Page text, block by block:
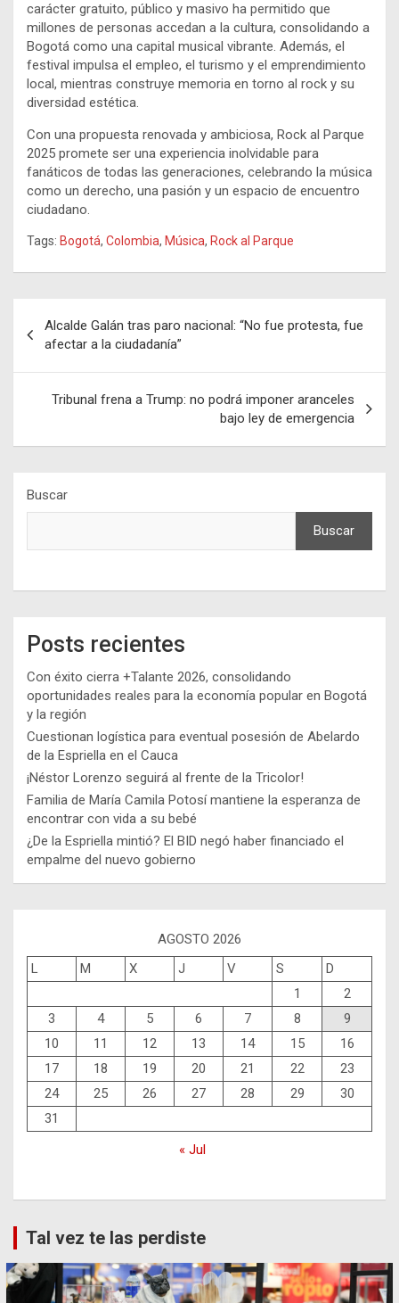
carácter gratuito, público y masivo ha permitido que
millones de personas accedan a la cultura, consolidando a
Bogotá como una capital musical vibrante. Además, el
festival impulsa el empleo, el turismo y el emprendimiento
local, mientras construye memoria en torno al rock y su
diversidad estética.
Con una propuesta renovada y ambiciosa, Rock al Parque
2025 promete ser una experiencia inolvidable para
fanáticos de todas las generaciones, celebrando la música
como un derecho, una pasión y un espacio de encuentro
ciudadano.
Tags: Bogotá, Colombia, Música, Rock al Parque
de
entradas
Alcalde Galán tras paro nacional: “No fue protesta, fue
afectar a la ciudadanía”
Tribunal frena a Trump: no podrá imponer aranceles
bajo ley de emergencia
Buscar
Buscar
Posts recientes
Con éxito cierra +Talante 2026, consolidando
oportunidades reales para la economía popular en Bogotá
y la región
Cuestionan logística para eventual posesión de Abelardo
de la Espriella en el Cauca
¡Néstor Lorenzo seguirá al frente de la Tricolor!
Familia de María Camila Potosí mantiene la esperanza de
encontrar con vida a su bebé
¿De la Espriella mintió? El BID negó haber financiado el
empalme del nuevo gobierno
AGOSTO 2026
L
M X J V S
D
1
2
3
4 5 6 7 8
9
10
11 12 13 14 15
16
17
18 19 20 21 22
23
24
25 26 27 28 29
30
31
« Jul
Tal vez te las perdiste